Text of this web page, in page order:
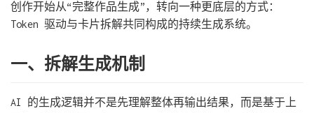
创作开始从“完整作品生成”，转向一种更底层的方式：
Token 驱动与卡片拆解共同构成的持续生成系统。
一、拆解生成机制
AI 的生成逻辑并不是先理解整体再输出结果，而是基于上